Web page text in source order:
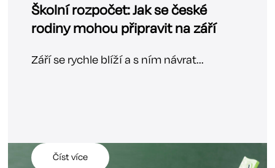
Školní rozpočet: Jak se české
rodiny mohou připravit na září
Září se rychle blíží a s ním návrat...
Číst více